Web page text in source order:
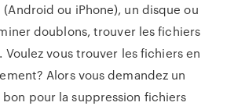
ou iPhone), un disque ou
doublons, trouver les fichiers
Voulez vous trouver les fichiers en
Alors vous demandez un
pour la suppression fichiers